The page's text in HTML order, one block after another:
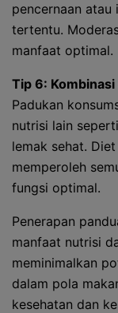
pencernaan
tertentu.
manfaat optimal.
Tip 6:
Padukan
nutrisi lain
lemak sehat.
memperoleh
fungsi optimal.
Penerapan
manfaat nutrisi
meminimalkan
dalam pola
kesehatan dan